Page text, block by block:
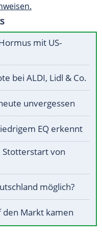
mit US-
bei ALDI, Lidl & Co.
unvergessen
EQ erkennt
Stotterstart von
möglich?
den Markt kamen